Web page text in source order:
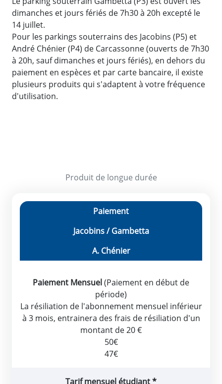
dimanches et jours fériés de 7h30 à 20h excepté le
14 juillet.
Pour les parkings souterrains des Jacobins (P5) et
André Chénier (P4) de Carcassonne (ouverts de 7h30
à 20h, sauf dimanches et jours fériés), en dehors du
paiement en espèces et par carte bancaire, il existe
plusieurs produits qui s'adaptent à votre fréquence
d'utilisation.
Produit de longue durée
Paiement
Jacobins / Gambetta
A. Chénier
Paiement Mensuel(Paiement en début de
période)
La résiliation de l'abonnement mensuel inférieur
à 3 mois, entrainera des frais de résiliation d'un
montant de 20 €
50€
47€
Tarif mensuel étudiant *